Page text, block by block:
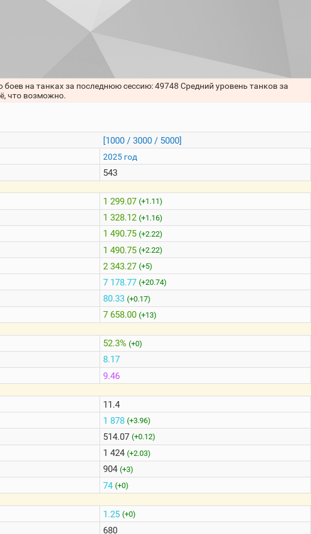
на танках за последнюю сессию: 49748 Средний уровень танков за
что возможно.
[1000 / 3000 / 5000]
2025 год
543
1 299.07 (+1.11)
1 328.12 (+1.16)
1 490.75 (+2.22)
1 490.75 (+2.22)
2 343.27 (+5)
7 178.77 (+20.74)
80.33 (+0.17)
7 658.00 (+13)
52.3% (+0)
8.17
9.46
11.4
1 878 (+3.96)
514.07 (+0.12)
1 424 (+2.03)
904 (+3)
74 (+0)
1.25 (+0)
680